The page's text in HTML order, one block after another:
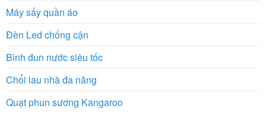
Máy sấy quần áo
Đèn Led chống cận
Bình đun nước siêu tốc
Chổi lau nhà đa năng
Quạt phun sương Kangaroo